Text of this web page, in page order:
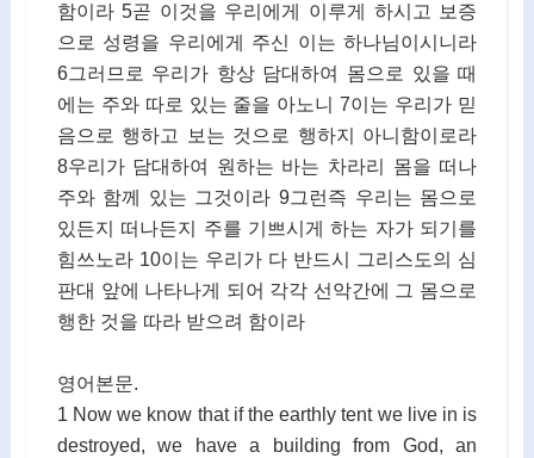
함이라 5곧 이것을 우리에게 이루게 하시고 보증
으로 성령을 우리에게 주신 이는 하나님이시니라
6그러므로 우리가 항상 담대하여 몸으로 있을 때
에는 주와 따로 있는 줄을 아노니 7이는 우리가 믿
음으로 행하고 보는 것으로 행하지 아니함이로라
8우리가 담대하여 원하는 바는 차라리 몸을 떠나
주와 함께 있는 그것이라 9그런즉 우리는 몸으로
있든지 떠나든지 주를 기쁘시게 하는 자가 되기를
힘쓰노라 10이는 우리가 다 반드시 그리스도의 심
판대 앞에 나타나게 되어 각각 선악간에 그 몸으로
행한 것을 따라 받으려 함이라
영어본문.
1 Now we know that if the earthly tent we live in is
destroyed, we have a building from God, an